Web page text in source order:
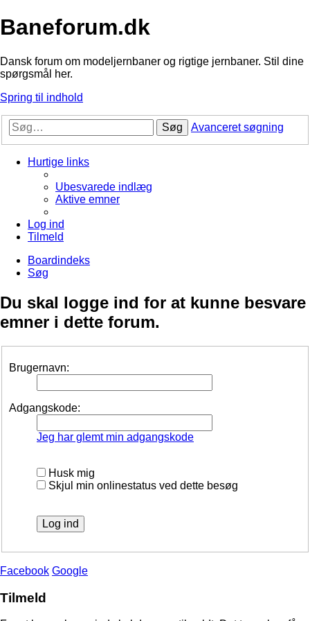
Baneforum.dk
Dansk forum om modeljernbaner og rigtige jernbaner. Stil dine
spørgsmål her.
Spring til indhold
Søg Avanceret søgning
Hurtige links
Ubesvarede indlæg
Aktive emner
Log ind
Tilmeld
Boardindeks
Søg
Du skal logge ind for at kunne besvare
emner i dette forum.
Brugernavn:
Adgangskode:
Jeg har glemt min adgangskode
Husk mig
Skjul min onlinestatus ved dette besøg
Facebook Google
Tilmeld